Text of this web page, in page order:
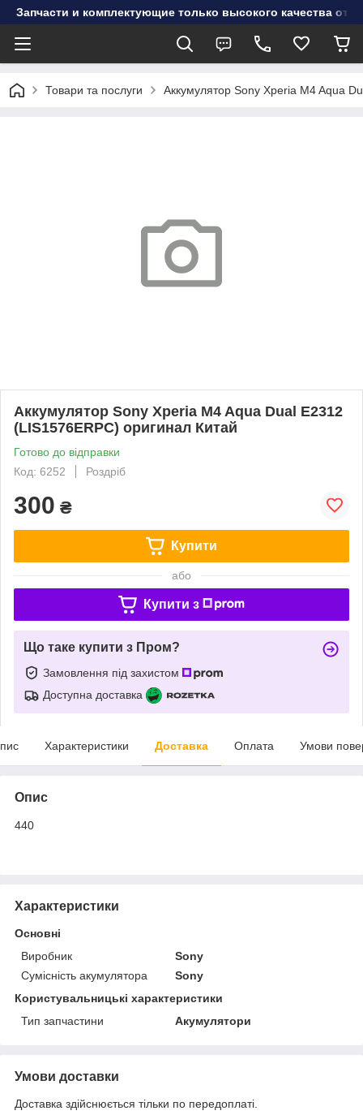
Запчасти и комплектующие только высокого качества от
Товари та послуги Аккумулятор Sony Xperia M4 Aqua
Аккумулятор Sony Xperia M4 Aqua Dual E2312
(LIS1576ERPC) оригинал Китай
Готово до відправки
Код: 6252
Роздріб
300 ₴
Купити
або
Купити з
Що таке купити з Пром?
Замовлення під захистом
Доступна доставка
Характеристики Доставка Оплата Умови
Опис
440
Характеристики
Основні
Виробник
Sony
Сумісність акумулятора
Sony
Користувальницькі характеристики
Тип запчастини
Акумулятори
Умови доставки
Доставка здійснюється тільки по передоплаті.